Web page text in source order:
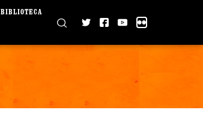
BIBLIOTECA